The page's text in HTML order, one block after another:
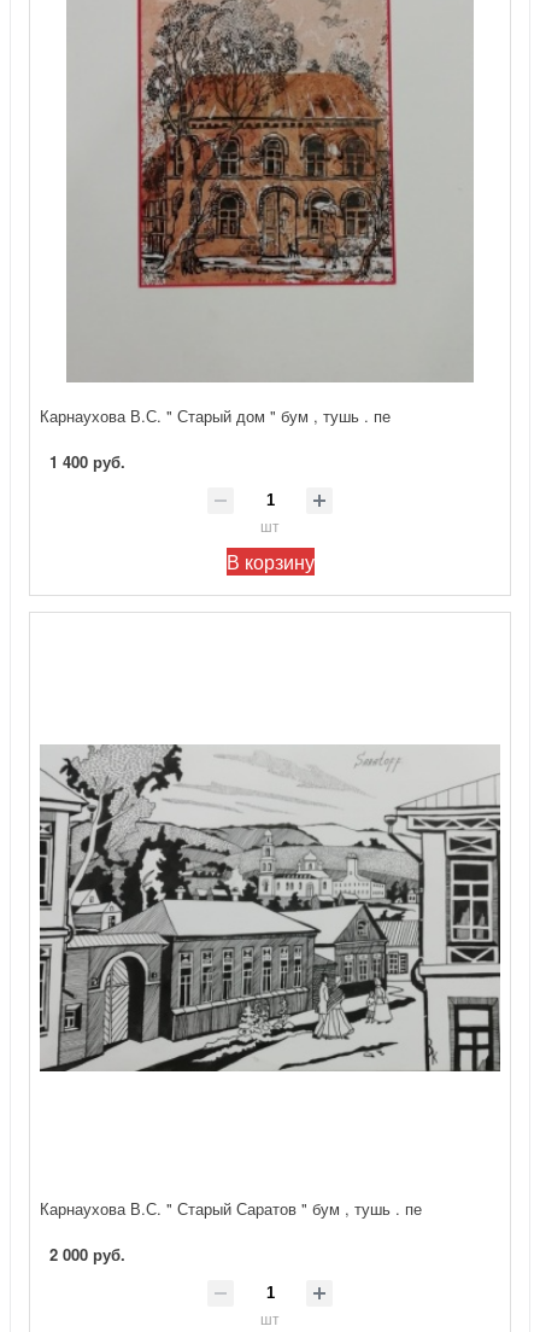
Карнаухова В.С. " Старый дом " бум , тушь . пе
1 400 руб.
шт
В корзину
Карнаухова В.С. " Старый Саратов " бум , тушь . пе
2 000 руб.
шт